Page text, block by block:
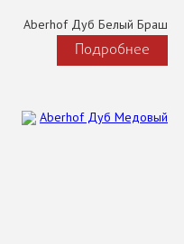
Aberhof Дуб Белый Браш
Подробнее